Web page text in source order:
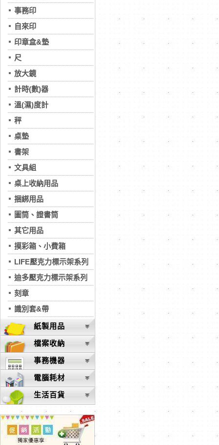
事務印
自來印
印章盒&墊
尺
放大鏡
計時(數)器
溫(濕)度計
秤
桌墊
書架
文具組
桌上收納用品
捆綁用品
圖筒、證書筒
其它用品
摸彩箱、小費箱
LIFE壓克力標示架系列
迪多壓克力標示架系列
刻章
識別套&帶
紙製用品
檔案收納
事務機器
電腦耗材
生活百貨